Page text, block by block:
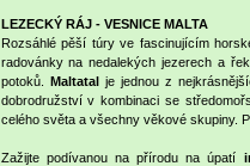
LEZECKÝ RÁJ - VESNICE MALTA
Rozsáhlé pěší túry ve fascinujícím
radovánky na nedalekých jezerech a
potoků. Maltatalje jednou z
dobrodružství v kombinaci se
celého světa a všechny věkové skupiny.
Zažijte podívanou na přírodu na úpatí